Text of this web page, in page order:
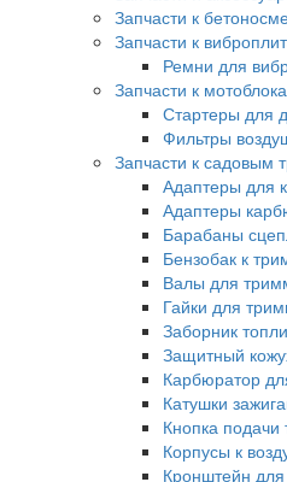
Запчасти к
Запчасти к
Ремни для
Запчасти к
Стартеры для
Фильтры
Запчасти к садовым
Адаптеры для
Адаптеры
Барабаны
Бензобак к
Валы для
Гайки для
Заборник
Защитный
Карбюратор
Катушки
Кнопка
Корпусы к
Кронштейн